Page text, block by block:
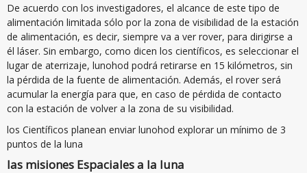
De acuerdo con los investigadores, el alcance de este tipo de
alimentación limitada sólo por la zona de visibilidad de la estación
de alimentación, es decir, siempre va a ver rover, para dirigirse a
él láser. Sin embargo, como dicen los científicos, es seleccionar el
lugar de aterrizaje, lunohod podrá retirarse en 15 kilómetros, sin
la pérdida de la fuente de alimentación. Además, el rover será
acumular la energía para que, en caso de pérdida de contacto
con la estación de volver a la zona de su visibilidad.
los Científicos planean enviar lunohod explorar un mínimo de 3
puntos de la luna
las misiones Espaciales a la luna